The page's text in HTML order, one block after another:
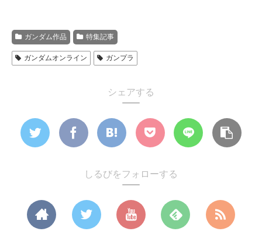
ガンダム作品 特集記事
ガンダムオンライン ガンプラ
シェアする
しるびをフォローする